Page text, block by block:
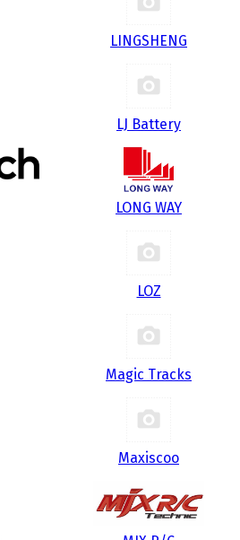
LINGSHENG
LJ Battery
LONG WAY
LOZ
Magic Tracks
Maxiscoo